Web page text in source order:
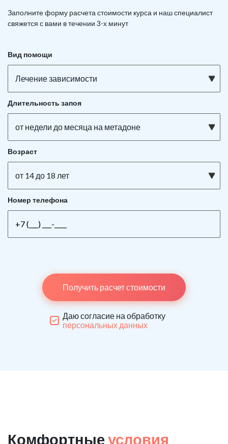
Заполните форму расчета стоимости курса и наш специалист
свяжется с вами в течении 3-х минут
Вид помощи
Лечение зависимости
Длительность запоя
от недели до месяца на метадоне
Возраст
от 14 до 18 лет
Номер телефона
Получить расчет стоимости
Даю согласие на обработку
персональных данных
Комфортные условия